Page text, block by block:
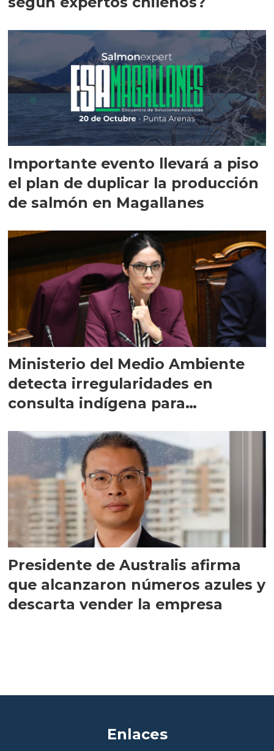
Importante evento llevará a piso
el plan de duplicar la producción
de salmón en Magallanes
Ministerio del Medio Ambiente
detecta irregularidades en
consulta indígena para
Presidente de Australis afirma
que alcanzaron números azules y
descarta vender la empresa
Enlaces